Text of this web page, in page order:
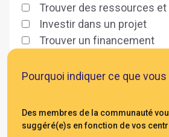
Trouver des ressources
Investir dans un projet
Trouver un financement
Pourquoi indiquer ce que
Des membres de la communauté
suggéré(e)s en fonction de vos